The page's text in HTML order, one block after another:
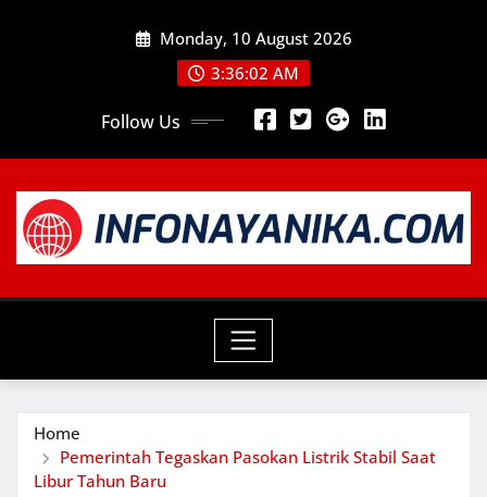
Monday, 10 August 2026
3:36:03 AM
Follow Us
Home
Pemerintah Tegaskan Pasokan Listrik Stabil Saat
Libur Tahun Baru